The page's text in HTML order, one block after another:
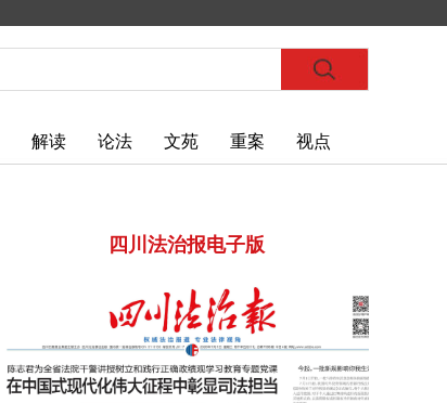
解读 论法 文苑 重案 视点
四川法治报电子版